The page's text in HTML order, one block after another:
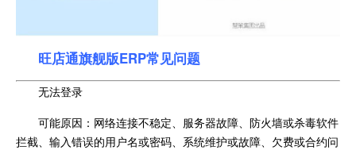
旺店通旗舰版ERP常见问题
无法登录
可能原因：网络连接不稳定、服务器故障、防火墙或杀毒软件
拦截、输入错误的用户名或密码、系统维护或故障、欠费或合约问